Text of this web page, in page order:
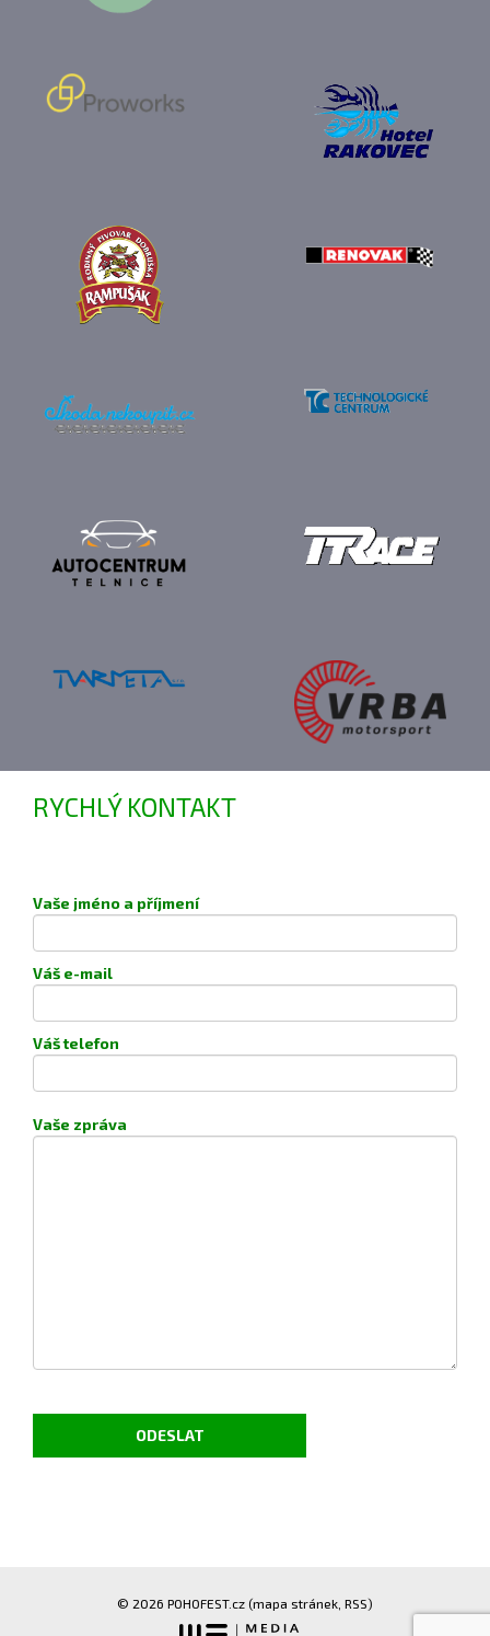
RYCHLÝ KONTAKT
Vaše jméno a příjmení
Váš e-mail
Váš telefon
Vaše zpráva
© 2026 POHOFEST.cz (mapa stránek RSS)